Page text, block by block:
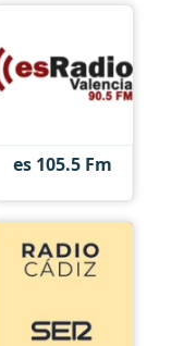
es 105.5 Fm